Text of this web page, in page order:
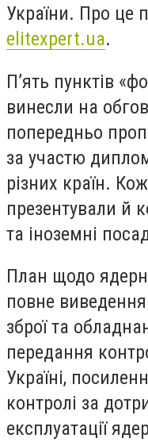
України. Про це
elitexpert.ua.
П’ять пунктів
винесли на
попередньо
за участю
різних країн.
презентували й
та іноземні
План щодо
повне
зброї та
передання
Україні,
контролі за
експлуатації